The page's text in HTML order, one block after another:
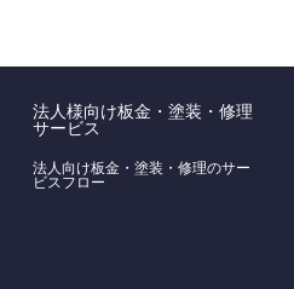
法人様向け板金・塗装・修理
サービス
法人向け板金・塗装・修理のサー
ビスフロー